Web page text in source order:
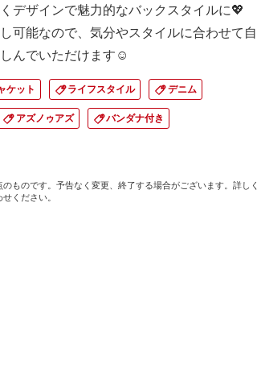
デザインで魅力的なバックスタイルに💖
可能なので、気分やスタイルに合わせて自
んでいただけます☺️
ケット ライフスタイル デニム
アズノゥアズ バンダナ付き
ものです。予告なく変更、終了する場合がございます。詳しく
ください。